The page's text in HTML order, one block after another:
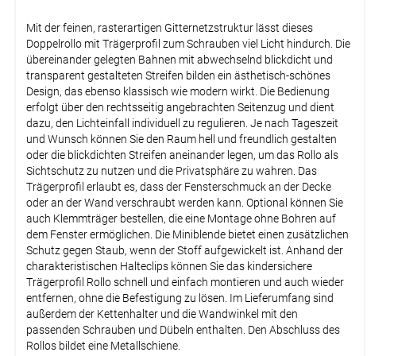
Weiter
Mit der feinen, rasterartigen Gitternetzstruktur lässt dieses
Doppelrollo mit Trägerprofil zum Schrauben viel Licht hindurch. Die
übereinander gelegten Bahnen mit abwechselnd blickdicht und
transparent gestalteten Streifen bilden ein ästhetisch-schönes
Design, das ebenso klassisch wie modern wirkt. Die Bedienung
erfolgt über den rechtsseitig angebrachten Seitenzug und dient
dazu, den Lichteinfall individuell zu regulieren. Je nach Tageszeit
und Wunsch können Sie den Raum hell und freundlich gestalten
oder die blickdichten Streifen aneinander legen, um das Rollo als
Sichtschutz zu nutzen und die Privatsphäre zu wahren. Das
Trägerprofil erlaubt es, dass der Fensterschmuck an der Decke
oder an der Wand verschraubt werden kann. Optional können Sie
auch Klemmträger bestellen, die eine Montage ohne Bohren auf
dem Fenster ermöglichen. Die Miniblende bietet einen zusätzlichen
Schutz gegen Staub, wenn der Stoff aufgewickelt ist. Anhand der
charakteristischen Halteclips können Sie das kindersichere
Trägerprofil Rollo schnell und einfach montieren und auch wieder
entfernen, ohne die Befestigung zu lösen. Im Lieferumfang sind
außerdem der Kettenhalter und die Wandwinkel mit den
passenden Schrauben und Dübeln enthalten. Den Abschluss des
Rollos bildet eine Metallschiene.